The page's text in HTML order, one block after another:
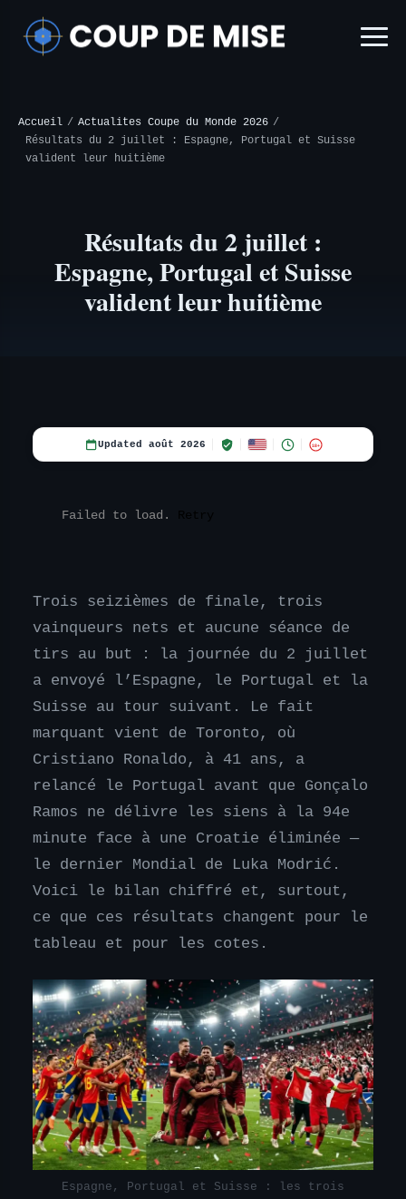
Accueil / Actualites Coupe du Monde 2026 /
Résultats du 2 juillet : Espagne, Portugal et Suisse
valident leur huitième
Résultats du 2 juillet :
Espagne, Portugal et Suisse
valident leur huitième
Updated août 2026 18+
Failed to load.
Trois seizièmes de finale, trois
vainqueurs nets et aucune séance de
tirs au but : la journée du 2 juillet
a envoyé l’Espagne, le Portugal et la
Suisse au tour suivant. Le fait
marquant vient de Toronto, où
Cristiano Ronaldo, à 41 ans, a
relancé le Portugal avant que Gonçalo
Ramos ne délivre les siens à la 94e
minute face à une Croatie éliminée —
le dernier Mondial de Luka Modrić.
Voici le bilan chiffré et, surtout,
ce que ces résultats changent pour le
tableau et pour les cotes.
Espagne, Portugal et Suisse : les trois